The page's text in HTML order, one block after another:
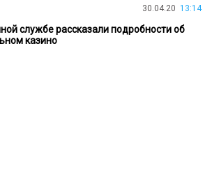
30.04.20 13:14
службе рассказали подробности об
казино